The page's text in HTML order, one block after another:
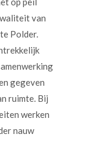
van
Polder.
gegeven
ruimte. Bij
werken
nauw